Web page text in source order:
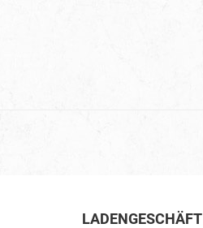
LADENGESCHÄFT